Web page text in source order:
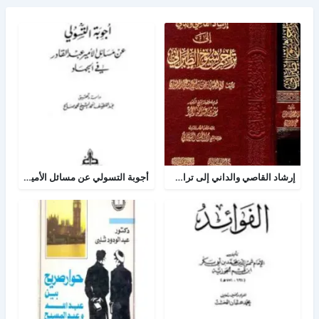
إرشاد القاصي والداني إلى تراجم شيوخ الطبراني أجوبة التسولي عن مسائل الأمير عبد القادر في الجهاد